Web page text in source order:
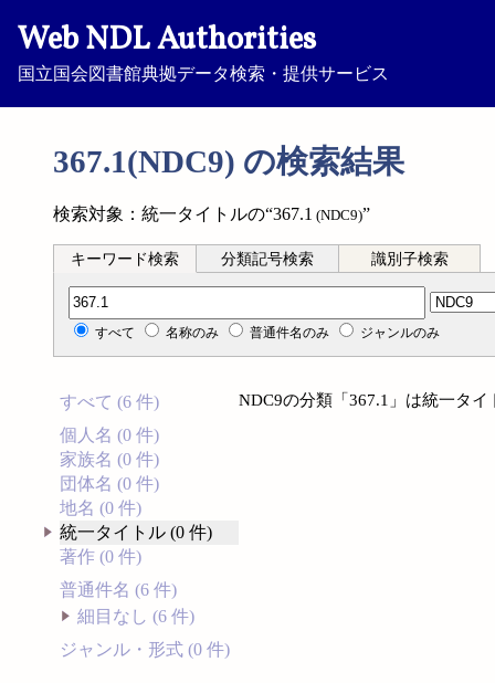
Web NDL Authorities
国立国会図書館典拠データ検索・提供サービス
367.1(NDC9) の検索結果
検索対象：統一タイトルの“367.1 (NDC9)”
キーワード検索 分類記号検索 識別子検索
分類記号検索
すべて 名称のみ 普通件名のみ ジャンルのみ
すべて (6 件)
個人名 (0 件)
家族名 (0 件)
団体名 (0 件)
地名 (0 件)
統一タイトル (0 件)
著作 (0 件)
普通件名 (6 件)
細目なし (6 件)
ジャンル・形式 (0 件)
NDC9の分類「367.1」は統一タ